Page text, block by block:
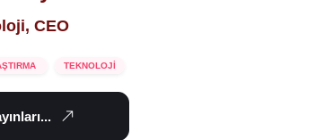
CEO
TEKNOLOJİ